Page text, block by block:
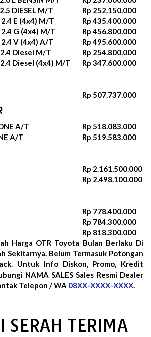
DIESEL M/T
Rp 252.150.000
E (4x4) M/T
Rp 435.400.000
2.4 G (4x4) M/T
Rp 456.800.000
2.4 V (4x4) A/T
Rp 495.600.000
2.4 Diesel M/T
Rp 254.800.000
Diesel (4x4) M/T
Rp 347.600.000
Rp 507.737.000
A/T
Rp 518.083.000
A/T
Rp 519.583.000
Rp 2.161.500.000
Rp 2.498.100.000
Rp 778.400.000
Rp 784.300.000
Rp 818.300.000
Harga OTR Toyota Bulan Berlaku Di
Sekitarnya. Belum Termasuk Potongan
Untuk Info Diskon, Promo, Kredit
NAMA SALES Sales Resmi Dealer
Telepon / WA 08XX-XXXX-XXXX.
SERAH TERIMA